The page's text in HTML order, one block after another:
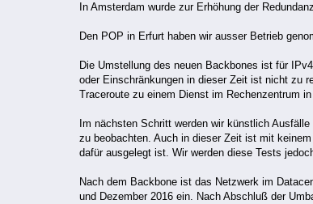
In Amsterdam wurde zur Erhöhung der
Den POP in Erfurt haben wir ausser Betrieb
Die Umstellung des neuen Backbones ist für
oder Einschränkungen in dieser Zeit ist nicht zu
Traceroute zu einem Dienst im Rechenzentrum
Im nächsten Schritt werden wir künstlich
zu beobachten. Auch in dieser Zeit ist mit
dafür ausgelegt ist. Wir werden diese Tests
Nach dem Backbone ist das Netzwerk im
und Dezember 2016 ein. Nach Abschluß der